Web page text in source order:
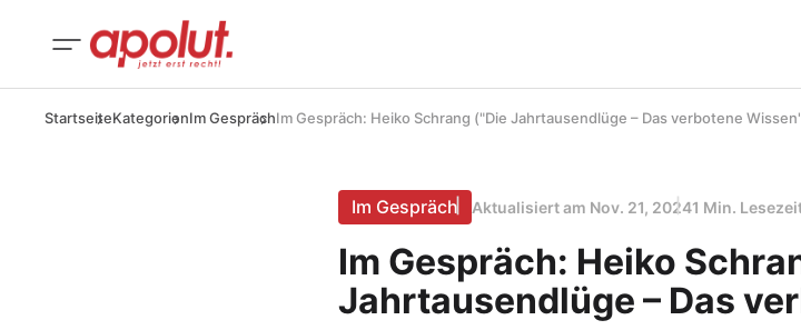
StartseiteKategorienIm GesprächIm Gespräch: Heiko Schrang ("Die Jahrtausendlüge – Das verbotene
Im Gespräch Aktualisiert am Nov. 21, 20241 Min.
Im Gespräch: Heiko
Jahrtausendlüge – Das